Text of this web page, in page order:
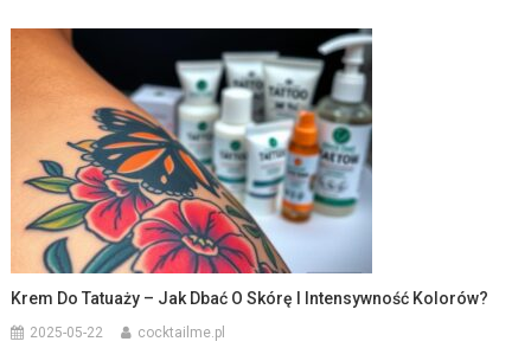
Krem Do Tatuaży – Jak Dbać O Skórę I Intensywność Kolorów?
2025-05-22 cocktailme.pl